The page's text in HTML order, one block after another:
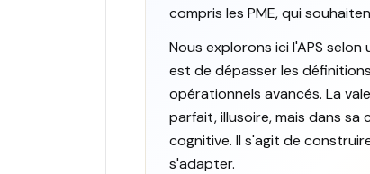
compris les PME, qui
Nous explorons ici l'APS
est de dépasser les
opérationnels avancés. La
parfait, illusoire, mais dans
cognitive. Il s'agit de
s'adapter.